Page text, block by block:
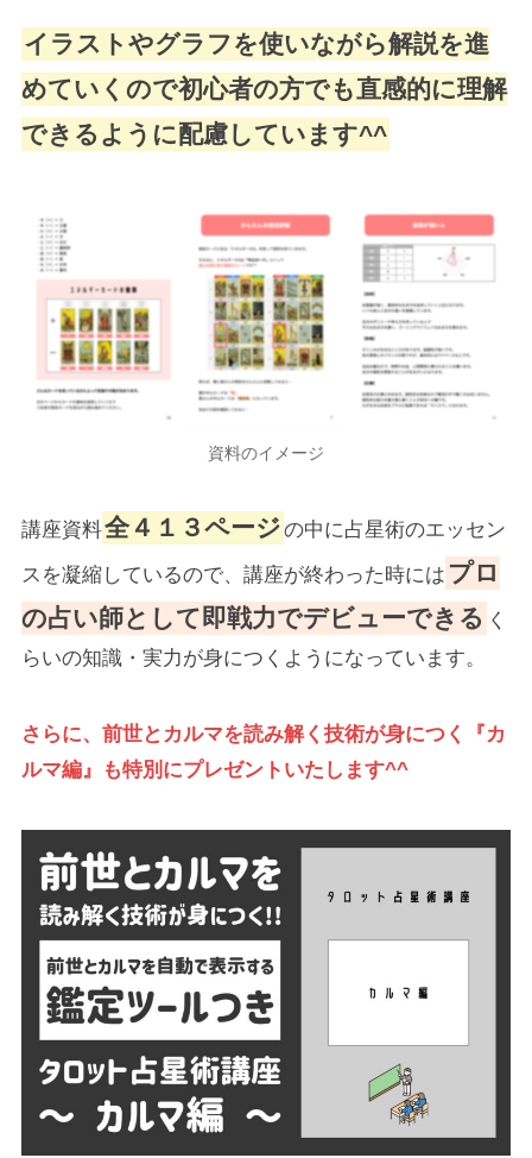
イラストやグラフを使いながら解説を進
めていくので初心者の方でも直感的に理解
できるように配慮しています^^
資料のイメージ
講座資料全４１３ページの中に占星術のエッセン
スを凝縮しているので、講座が終わった時には プロ
の占い師として即戦力でデビューできる く
らいの知識・実力が身につくようになっています。
さらに、前世とカルマを読み解く技術が身につく『カ
ルマ編』も特別にプレゼントいたします^^